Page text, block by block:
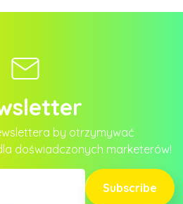
by otrzymywać
doświadczonych marketerów!
Subscribe